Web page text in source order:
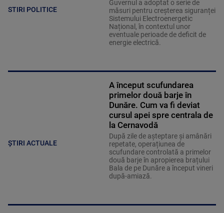
STIRI POLITICE
Guvernul a adoptat o serie de
măsuri pentru creșterea siguranței
Sistemului Electroenergetic
Național, în contextul unor
eventuale perioade de deficit de
energie electrică.
ȘTIRI ACTUALE
A început scufundarea
primelor două barje în
Dunăre. Cum va fi deviat
cursul apei spre centrala de
la Cernavodă
După zile de așteptare și amânări
repetate, operațiunea de
scufundare controlată a primelor
două barje în apropierea brațului
Bala de pe Dunăre a început vineri
după-amiază.